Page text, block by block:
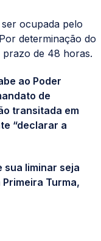
ocupada pelo
determinação do
prazo de 48 horas.
ao Poder
de
transitada em
“declarar a
sua liminar seja
Turma,